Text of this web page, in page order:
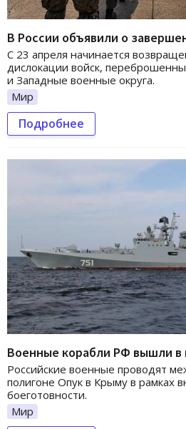
В России объявили о
С 23 апреля начинается
дислокации войск,
и Западные военные округа.
Мир
Подробнее
Военные корабли РФ вышли в
Российские военные проводят
полигоне Опук в Крыму в рамках
боеготовности.
Мир